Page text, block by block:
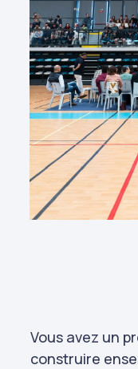
Vous avez un
construire